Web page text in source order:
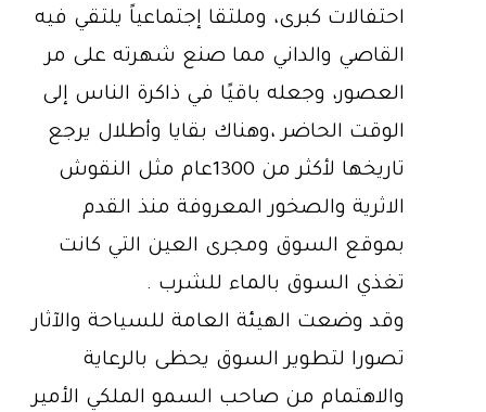
احتفالات كبرى، وملتقا إجتماعياً يلتقي فيه
القاصي والداني مما صنع شهرته على مر
العصور، وجعله باقيًا في ذاكرة الناس إلى
الوقت الحاضر ،وهناك بقايا وأطلال يرجع
تاريخها لأكثر من 1300عام مثل النقوش
الاثرية والصخور المعروفة منذ القدم
بموقع السوق ومجرى العين التي كانت
تغذي السوق بالماء للشرب .
وقد وضعت الهيئة العامة للسياحة والآثار
تصورا لتطوير السوق يحظى بالرعاية
والاهتمام من صاحب السمو الملكي الأمير